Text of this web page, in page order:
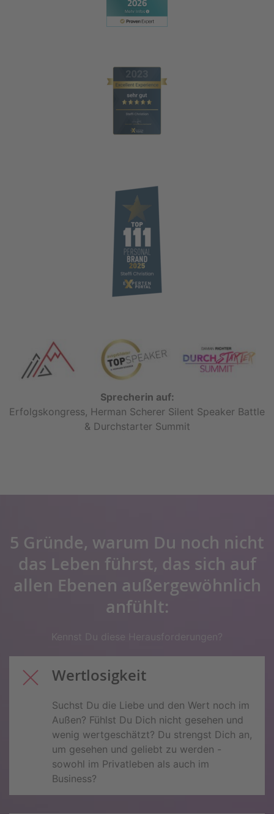
Sprecherin auf:
Erfolgskongress, Herman Scherer Silent Speaker Battle
& Durchstarter Summit
5 Gründe, warum Du noch nicht
das Leben führst, das sich auf
allen Ebenen außergewöhnlich
anfühlt:
Kennst Du diese Herausforderungen?
Wertlosigkeit
Suchst Du die Liebe und den Wert noch im
Außen? Fühlst Du Dich nicht gesehen und
wenig wertgeschätzt? Du strengst Dich an,
um gesehen und geliebt zu werden -
sowohl im Privatleben als auch im
Business?